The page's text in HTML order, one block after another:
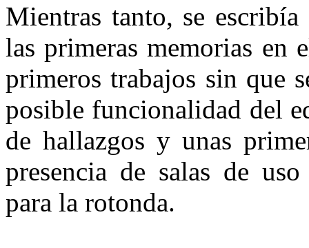
Mientras tanto, se
las primeras memorias en
pri­meros trabajos sin que
po­sible funcionalidad del
de hallazgos y unas
presen­cia de salas de
para la ro­tonda.